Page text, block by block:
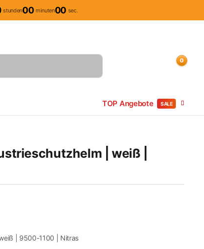
stunden00 minuten00 sec.
0
TOP Angebote SALE
| weiß |
| 9500-1100 | Nitras